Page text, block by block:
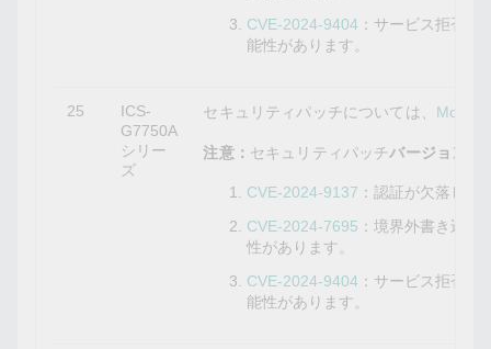
CVE-2024-9404 ：サービス拒否
能性があります。
25
ICS-
G7750A
シリー
ズ
セキュリティパッチについては、 Moxa
注意： セキュリティパッチバージョン
CVE-2024-9137 ：認証が欠落し
CVE-2024-7695 ：境界外書き込
性があります。
CVE-2024-9404 ：サービス拒否
能性があります。